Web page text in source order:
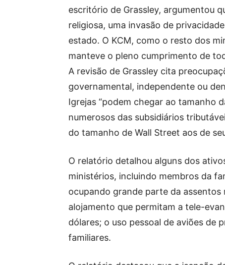
escritório de Grassley, argumentou
religiosa, uma invasão de
estado. O KCM, como o resto dos
manteve o pleno cumprimento de
A revisão de Grassley cita
governamental, independente ou
Igrejas “podem chegar ao tamanho
numerosos das subsidiários
do tamanho de Wall Street aos de
O relatório detalhou alguns dos
ministérios, incluindo membros da
ocupando grande parte da
alojamento que permitam a tele-
dólares; o uso pessoal de aviões de
familiares.